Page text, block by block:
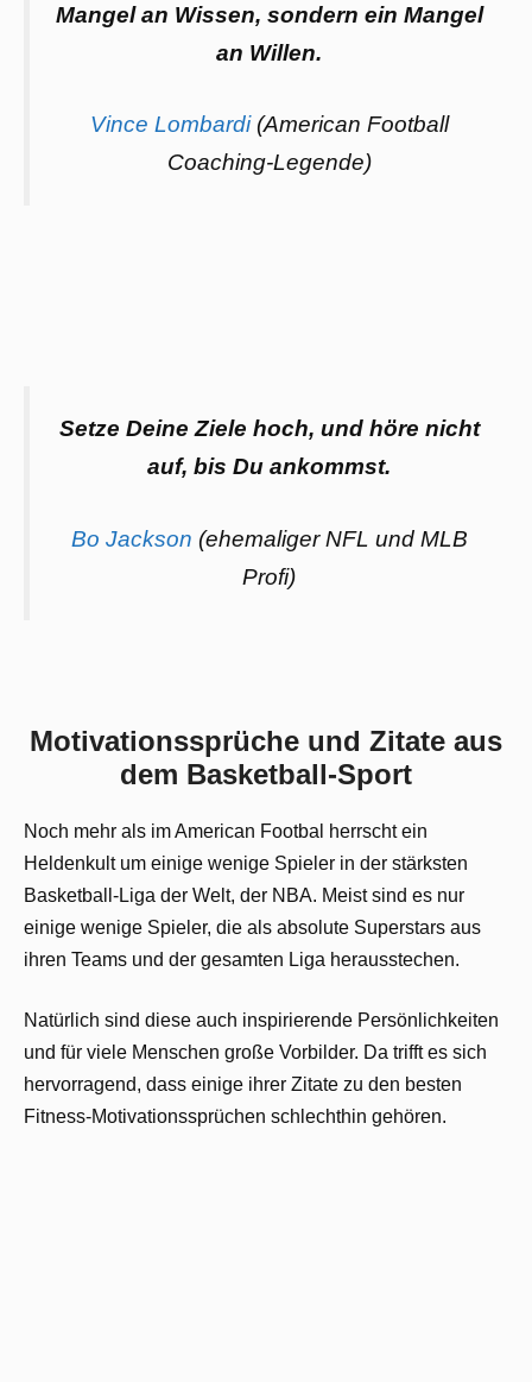
Mangel an Wissen, sondern ein Mangel
an Willen.
Vince Lombardi(American Football
Coaching-Legende)
Setze Deine Ziele hoch, und höre nicht
auf, bis Du ankommst.
Bo Jackson (ehemaliger NFL und MLB
Profi)
Motivationssprüche und Zitate aus
dem Basketball-Sport
Noch mehr als im American Footbal herrscht ein
Heldenkult um einige wenige Spieler in der stärksten
Basketball-Liga der Welt, der NBA. Meist sind es nur
einige wenige Spieler, die als absolute Superstars aus
ihren Teams und der gesamten Liga herausstechen.
Natürlich sind diese auch inspirierende Persönlichkeiten
und für viele Menschen große Vorbilder. Da trifft es sich
hervorragend, dass einige ihrer Zitate zu den besten
Fitness-Motivationssprüchen schlechthin gehören.